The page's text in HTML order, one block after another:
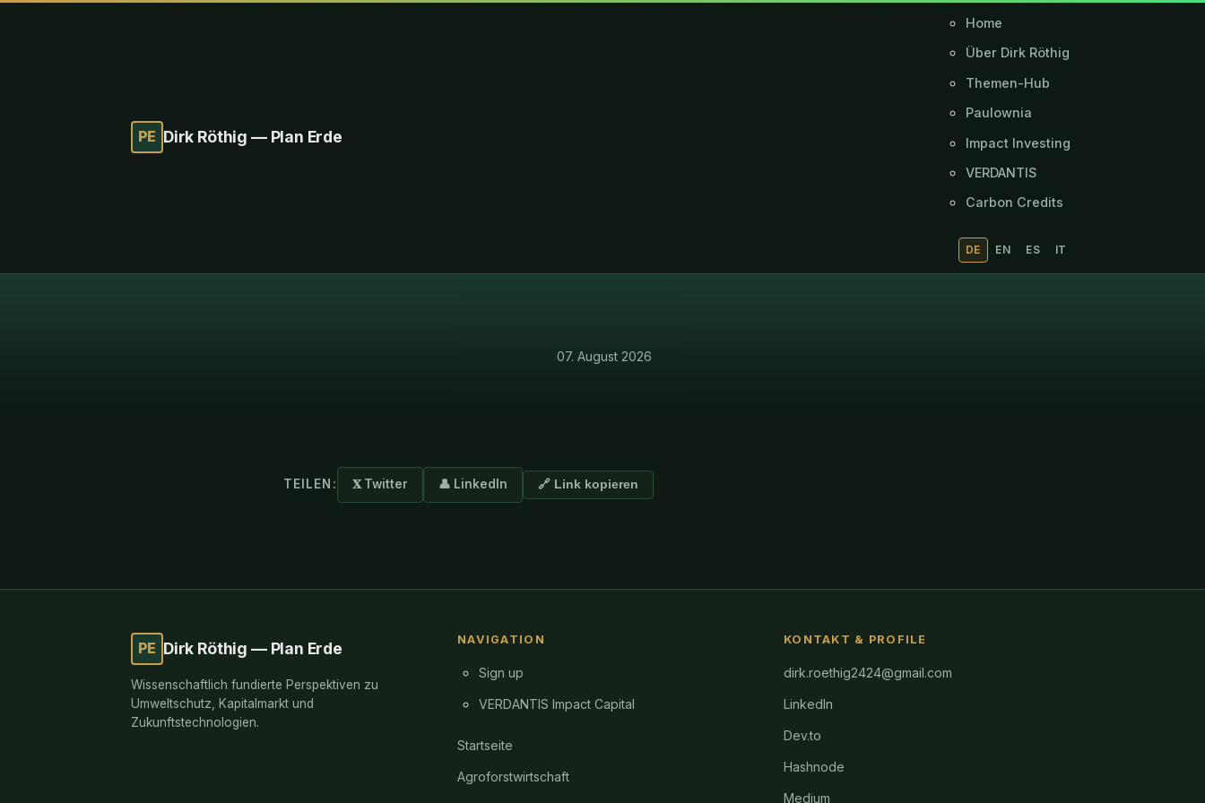
PE Dirk Röthig — Plan Erde
Home
Über Dirk Röthig
Themen-Hub
Paulownia
Impact Investing
VERDANTIS
Carbon Credits
DE EN ES IT
·07. August 2026
TEILEN: 𝐗 Twitter 👤 LinkedIn 🔗 Link kopieren
PE Dirk Röthig — Plan Erde
Wissenschaftlich fundierte Perspektiven zu
Umweltschutz, Kapitalmarkt und
Zukunftstechnologien.
NAVIGATION
Sign up
VERDANTIS Impact Capital
Startseite
Agroforstwirtschaft
KONTAKT & PROFILE
dirk.roethig2424@gmail.com
LinkedIn
Dev.to
Hashnode
Medium